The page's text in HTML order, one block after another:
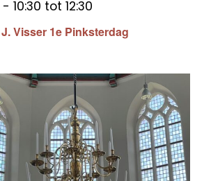
Visser 1e Pinksterdag
10:30 tot 12:30